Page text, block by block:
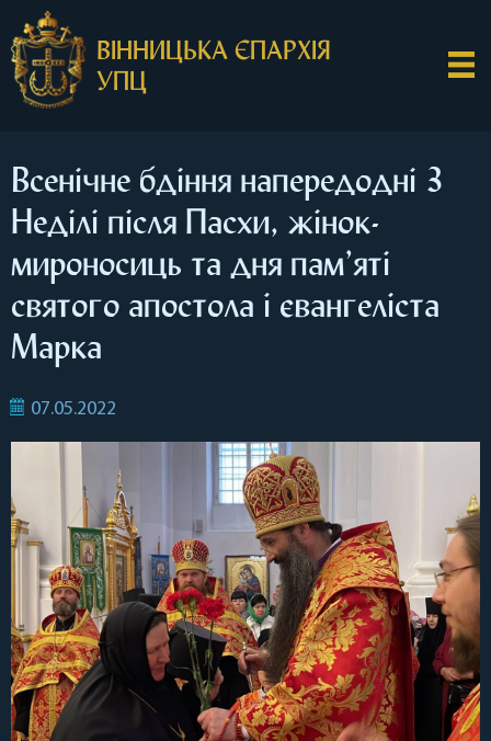
ВІННИЦЬКА ЄПАРХІЯ
УПЦ
Всенічне бдіння напередодні 3
Неділі після Пасхи, жінок-
мироносиць та дня пам’яті
святого апостола і євангеліста
Марка
07.05.2022